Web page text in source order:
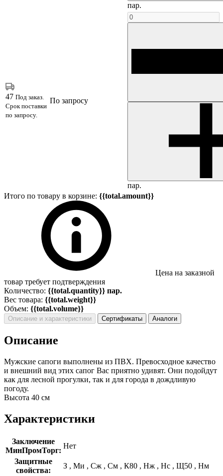
пар.
47 Под заказ.
Срок поставки
по запросу.
По запросу
пар.
Итого по товару в корзине: {{total.amount}}
Цена на заказной
товар требует подтверждения
Количество: {{total.quantity}} пар.
Вес товара: {{total.weight}}
Объем: {{total.volume}}
Описание и характеристики Сертификаты Аналоги
Описание
Мужские сапоги выполнены из ПВХ. Превосходное качество
и внешний вид этих сапог Вас приятно удивят. Они подойдут
как для лесной прогулки, так и для города в дождливую
погоду.
Высота 40 см
Характеристики
Заключение
МинПромТорг:
Нет
Защитные
свойства:
З , Ми , Сж , См , К80 , Нж , Нс , Щ50 , Нм